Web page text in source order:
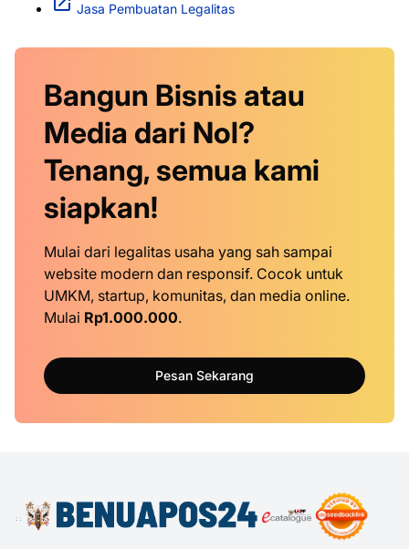
Jasa Pembuatan Legalitas
Bangun Bisnis atau
Media dari Nol?
Tenang, semua kami
siapkan!
Mulai dari legalitas usaha yang sah sampai
website modern dan responsif. Cocok untuk
UMKM, startup, komunitas, dan media online.
Mulai Rp1.000.000.
Pesan Sekarang